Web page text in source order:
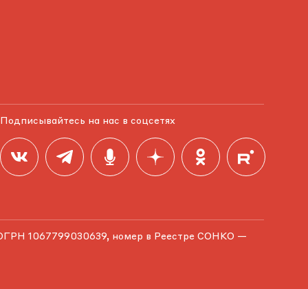
Подписывайтесь на нас в соцсетях
1067799030639, номер в Реестре СОНКО —